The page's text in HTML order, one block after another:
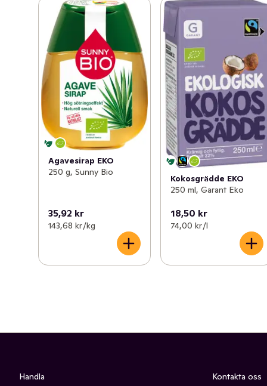
Agavesirap EKO
250 g, Sunny Bio
35,92 kr
143,68 kr /kg
Kokosgrädde EKO
250 ml, Garant Eko
18,50 kr
74,00 kr /l
Handla Kontakta oss